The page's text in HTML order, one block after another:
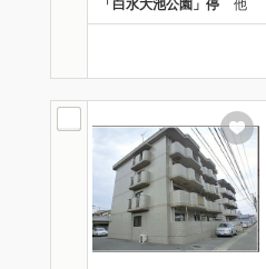
「白水大池公園」停 他